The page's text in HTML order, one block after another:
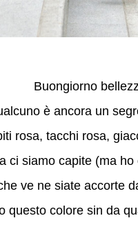
Buongiorno
è ancora un
rosa, tacchi rosa,
ci siamo capite (ma
ve ne siate accorte
questo colore sin da